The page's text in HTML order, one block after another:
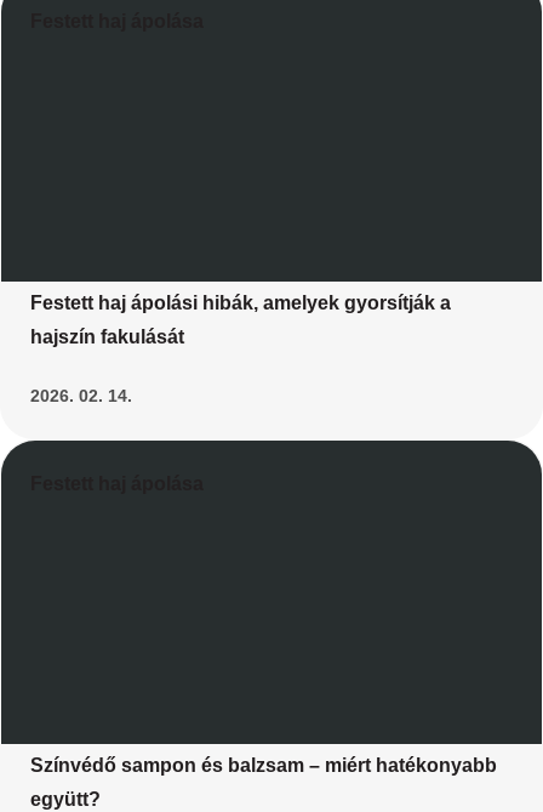
Festett haj ápolási hibák, amelyek gyorsítják a
hajszín fakulását
2026. 02. 14.
Színvédő sampon és balzsam – miért hatékonyabb
együtt?